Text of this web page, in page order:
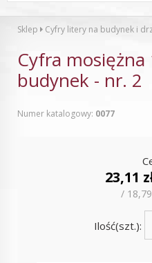
Sklep Cyfry litery na budynek i
Cyfra
budynek - nr. 2
Numer katalogowy: 0077
23,11
/
Ilość(szt.):